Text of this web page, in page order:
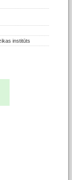
institūts